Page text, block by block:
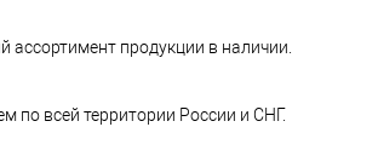
ассортимент продукции в наличии.
по всей территории России и СНГ.